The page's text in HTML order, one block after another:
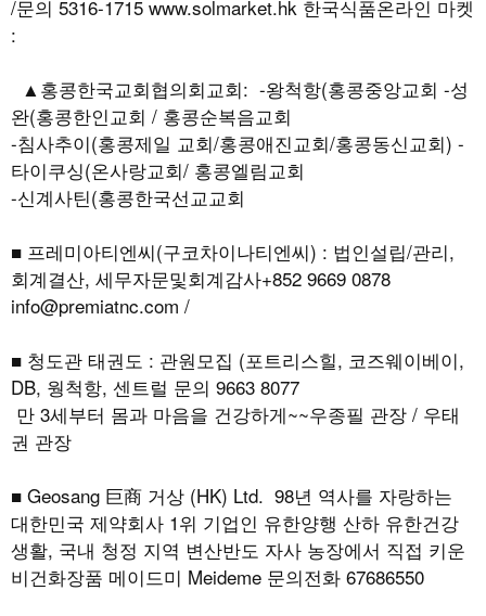
/문의 5316-1715 www.solmarket.hk 한국식품온라인 마켓
:
▲홍콩한국교회협의회교회: -왕척항(홍콩중앙교회 -성
완(홍콩한인교회 / 홍콩순복음교회
-침사추이(홍콩제일 교회/홍콩애진교회/홍콩동신교회) -
타이쿠싱(온사랑교회/ 홍콩엘림교회
-신계사틴(홍콩한국선교교회
■ 프레미아티엔씨(구코차이나티엔씨) : 법인설립/관리,
회계결산, 세무자문및회계감사+852 9669 0878
info@premiatnc.com /
■ 청도관 태권도 : 관원모집 (포트리스힐, 코즈웨이베이,
DB, 웡척항, 센트럴 문의 9663 8077
만 3세부터 몸과 마음을 건강하게~~우종필 관장 / 우태
권 관장
■ Geosang 巨商 거상 (HK) Ltd. 98년 역사를 자랑하는
대한민국 제약회사 1위 기업인 유한양행 산하 유한건강
생활, 국내 청정 지역 변산반도 자사 농장에서 직접 키운
비건화장품 메이드미 Meideme 문의전화 67686550